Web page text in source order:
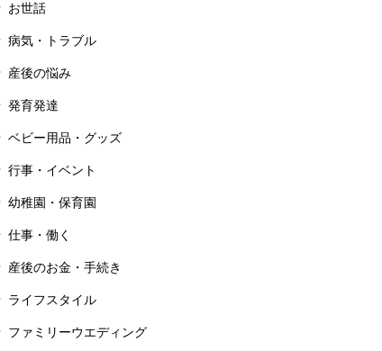
お世話
病気・トラブル
産後の悩み
発育発達
ベビー用品・グッズ
行事・イベント
幼稚園・保育園
仕事・働く
産後のお金・手続き
ライフスタイル
ファミリーウエディング